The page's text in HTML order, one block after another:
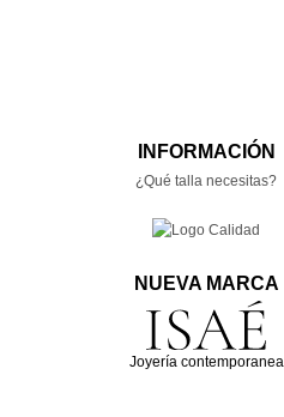
INFORMACIÓN
¿Qué talla necesitas?
NUEVA MARCA
Joyería contemporanea